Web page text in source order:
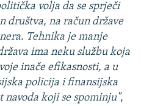
volja da se sprječi
društva, na račun države
Tehnika je manje
ima neku službu koja
inače efikasnosti, a u
policija i finansijska
koji se spominju",